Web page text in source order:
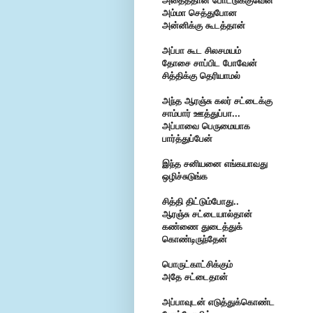
அம்மா செத்துபோன
அன்னிக்கு கூடத்தான்
அப்பா கூட சிலசமயம்
தோசை சாப்பிட போவேன்
சித்திக்கு தெரியாமல்
அந்த ஆரஞ்சு கலர் சட்டைக்கு
சாம்பார் ஊத்துப்பா...
அப்பாவை பெருமையாக
பார்த்துப்பேன்
இந்த சனியனை எங்கயாவது
ஒழிச்சுடுங்க
சித்தி திட்டும்போது..
ஆரஞ்சு சட்டையால்தான்
கண்ணை துடைத்துக்
கொண்டிருந்தேன்
பொருட்காட்சிக்கும்
அதே சட்டைதான்
அப்பாவுடன் எடுத்துக்கொண்ட